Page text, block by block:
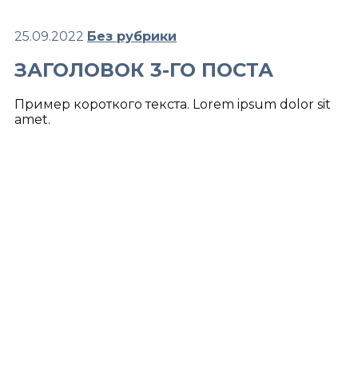
25.09.2022 Без рубрики
ЗАГОЛОВОК 3-ГО ПОСТА
Пример короткого текста. Lorem ipsum dolor sit
amet.